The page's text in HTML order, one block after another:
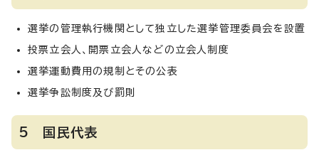
選挙の管理執行機関として独立した選挙管理委員会を設置
投票立会人、開票立会人などの立会人制度
選挙運動費用の規制とその公表
選挙争訟制度及び罰則
5 国民代表